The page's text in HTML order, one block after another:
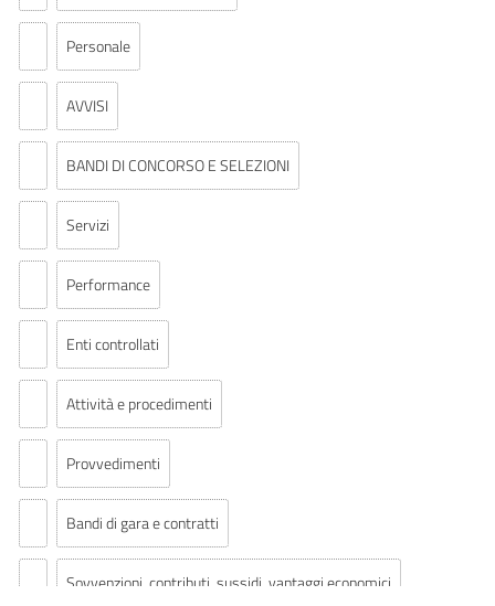
Personale
AVVISI
BANDI DI CONCORSO E SELEZIONI
Servizi
Performance
Enti controllati
Attività e procedimenti
Provvedimenti
Bandi di gara e contratti
Sovvenzioni, contributi, sussidi, vantaggi economici